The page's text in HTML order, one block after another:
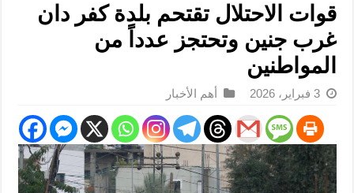
قوات الاحتلال تقتحم بلدة كفر دان
غرب جنين وتحتجز عدداً من
المواطنين
3 فبراير، 2026 أهم الأخبار